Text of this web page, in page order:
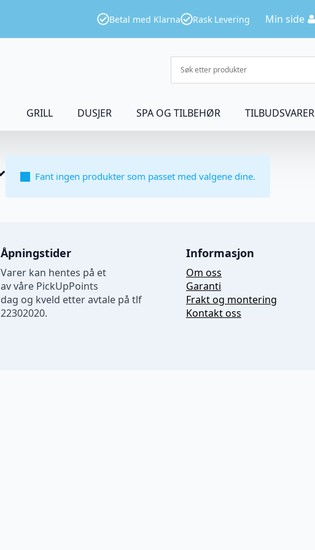
Betal med Klarna Rask Levering Min side
GRILL DUSJER SPA OG TILBEHØR TILBUDSVARER
Fant ingen produkter som passet med valgene dine.
Åpningstider
Varer kan hentes på et
av våre PickUpPoints
dag og kveld etter avtale på tlf
22302020.
Informasjon
Om oss
Garanti
Frakt og montering
Kontakt oss